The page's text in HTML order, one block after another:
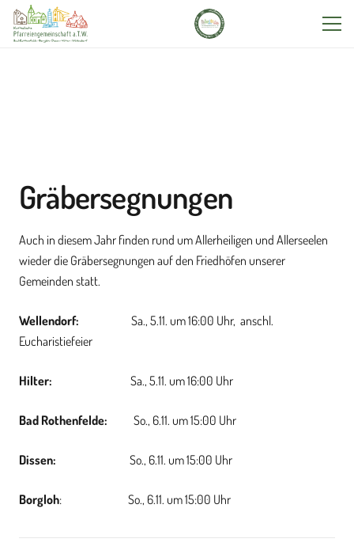
Gräbersegnungen
Auch in diesem Jahr finden rund um Allerheiligen und Allerseelen
wieder die Gräbersegnungen auf den Friedhöfen unserer
Gemeinden statt.
Wellendorf: Sa., 5.11. um 16:00 Uhr, anschl.
Eucharistiefeier
Hilter: Sa., 5.11. um 16:00 Uhr
Bad Rothenfelde: So., 6.11. um 15:00 Uhr
Dissen: So., 6.11. um 15:00 Uhr
Borgloh: So., 6.11. um 15:00 Uhr